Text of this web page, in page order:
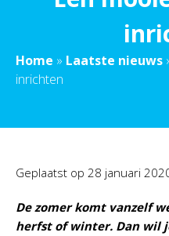
Home » Laatste nieuws
inrichten
Geplaatst op 28 januari
De zomer komt vanzelf
herfst of winter. Dan wil